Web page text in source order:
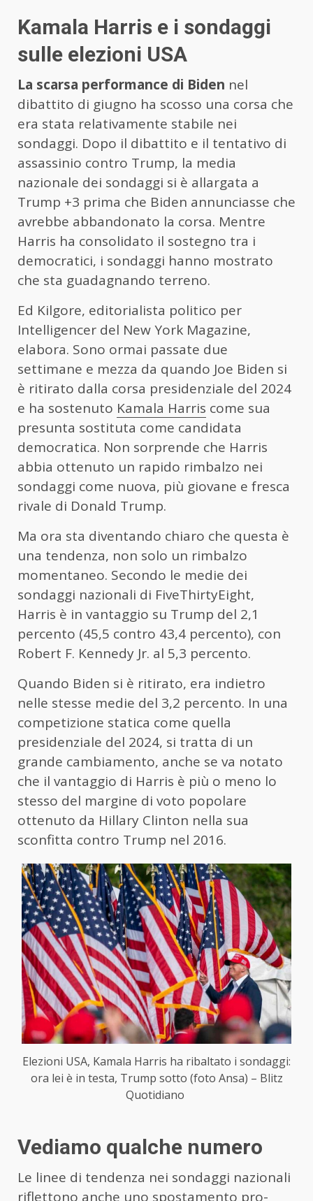
Kamala Harris e i sondaggi
sulle elezioni USA
La scarsa performance di Biden nel
dibattito di giugno ha scosso una corsa che
era stata relativamente stabile nei
sondaggi. Dopo il dibattito e il tentativo di
assassinio contro Trump, la media
nazionale dei sondaggi si è allargata a
Trump +3 prima che Biden annunciasse che
avrebbe abbandonato la corsa. Mentre
Harris ha consolidato il sostegno tra i
democratici, i sondaggi hanno mostrato
che sta guadagnando terreno.
Ed Kilgore, editorialista politico per
Intelligencer del New York Magazine,
elabora. Sono ormai passate due
settimane e mezza da quando Joe Biden si
è ritirato dalla corsa presidenziale del 2024
e ha sostenuto Kamala Harris come sua
presunta sostituta come candidata
democratica. Non sorprende che Harris
abbia ottenuto un rapido rimbalzo nei
sondaggi come nuova, più giovane e fresca
rivale di Donald Trump.
Ma ora sta diventando chiaro che questa è
una tendenza, non solo un rimbalzo
momentaneo. Secondo le medie dei
sondaggi nazionali di FiveThirtyEight,
Harris è in vantaggio su Trump del 2,1
percento (45,5 contro 43,4 percento), con
Robert F. Kennedy Jr. al 5,3 percento.
Quando Biden si è ritirato, era indietro
nelle stesse medie del 3,2 percento. In una
competizione statica come quella
presidenziale del 2024, si tratta di un
grande cambiamento, anche se va notato
che il vantaggio di Harris è più o meno lo
stesso del margine di voto popolare
ottenuto da Hillary Clinton nella sua
sconfitta contro Trump nel 2016.
Elezioni USA, Kamala Harris ha ribaltato i sondaggi:
ora lei è in testa, Trump sotto (foto Ansa) – Blitz
Quotidiano
Vediamo qualche numero
Le linee di tendenza nei sondaggi nazionali
riflettono anche uno spostamento pro-